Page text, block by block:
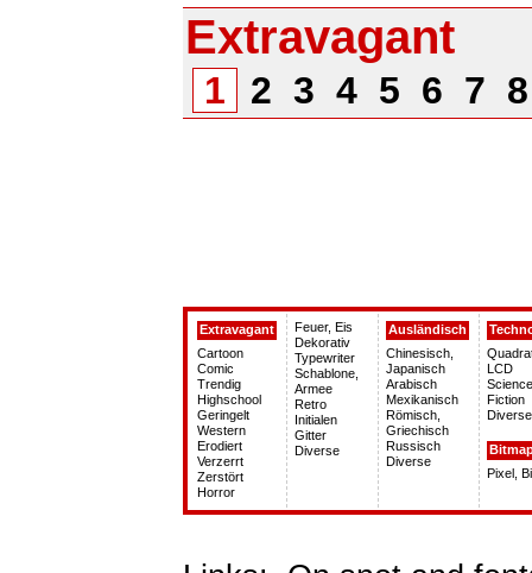
Extravagant
1 2 3 4 5 6 7
Extravagant
Cartoon
Comic
Trendig
Highschool
Geringelt
Western
Erodiert
Verzerrt
Zerstört
Horror
Feuer, Eis
Dekorativ
Typewriter
Schablone,
Armee
Retro
Initialen
Gitter
Diverse
Ausländisch
Chinesisch,
Japanisch
Arabisch
Mexikanisch
Römisch,
Griechisch
Russisch
Diverse
LCD
Fiction
Diverse
Pixel,